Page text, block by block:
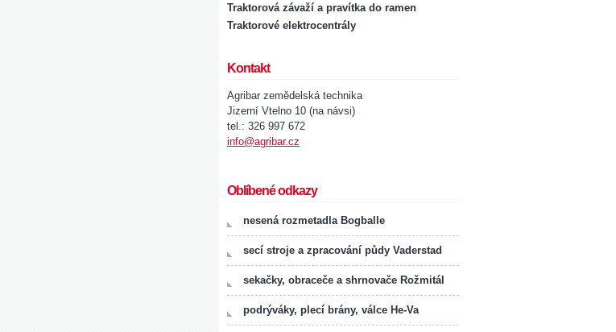
Traktorová závaží a pravítka do ramen
Traktorové elektrocentrály
Kontakt
Agribar zemědelská technika
Jizerní Vtelno 10 (na návsi)
tel.: 326 997 672
info@agribar.cz
Oblíbené odkazy
nesená rozmetadla Bogballe
secí stroje a zpracování půdy Vaderstad
sekačky, obraceče a shrnovače Rožmitál
podrýváky, plecí brány, válce He-Va